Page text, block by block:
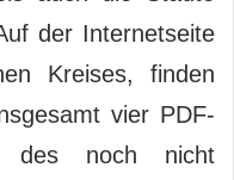
der Internetseite
Kreises, finden
vier PDF-
des noch nicht